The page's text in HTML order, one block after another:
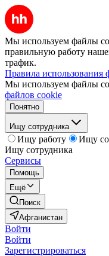
Мы используем файлы
правильную работу
трафик.
Правила использования
Мы используем файлы
файлов cookie
Понятно
Ищу сотрудника
Ищу работу
Ищу
Ищу сотрудника
Сервисы
Помощь
Ещё
Поиск
Афганистан
Войти
Войти
Зарегистрироваться